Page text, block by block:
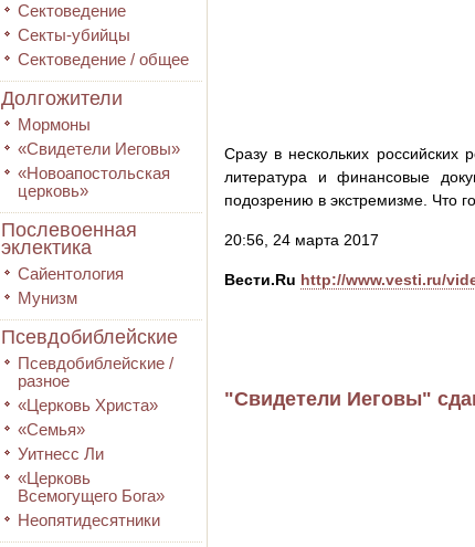
Сектоведение
Секты-убийцы
Сектоведение / общее
Долгожители
Мормоны
«Свидетели Иеговы»
«Новоапостольская
церковь»
Послевоенная
эклектика
Сайентология
Мунизм
Псевдобиблейские
Псевдобиблейские /
разное
«Церковь Христа»
«Семья»
Уитнесс Ли
«Церковь
Всемогущего Бога»
Неопятидесятники
Сразу в нескольких
литература и финансовые
подозрению в экстремизме. Что
20:56, 24 марта 2017
Вести.Ru http://www.vesti.ru/
"Свидетели Иеговы"